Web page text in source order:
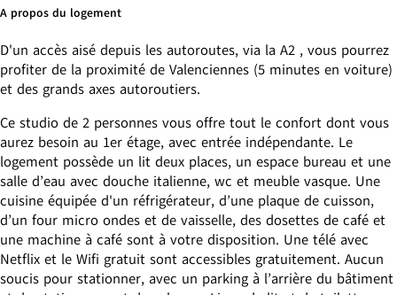
A propos du logement
D'un accès aisé depuis les autoroutes, via la A2 , vous pourrez
profiter de la proximité de Valenciennes (5 minutes en voiture)
et des grands axes autoroutiers.
Ce studio de 2 personnes vous offre tout le confort dont vous
aurez besoin au 1er étage, avec entrée indépendante. Le
logement possède un lit deux places, un espace bureau et une
salle d’eau avec douche italienne, wc et meuble vasque. Une
cuisine équipée d'un réfrigérateur, d’une plaque de cuisson,
d’un four micro ondes et de vaisselle, des dosettes de café et
une machine à café sont à votre disposition. Une télé avec
Netflix et le Wifi gratuit sont accessibles gratuitement. Aucun
soucis pour stationner, avec un parking à l’arrière du bâtiment